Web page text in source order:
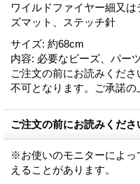
ワイルドファイヤー細又
ズマット
サイズ: 約68cm
内容: 必要なビーズ、パー
ご注文の前にお読みくださ
不可となります。ご承諾の
ご注文の前にお読みくださ
※お使いのモニターによっ
えることがあります。